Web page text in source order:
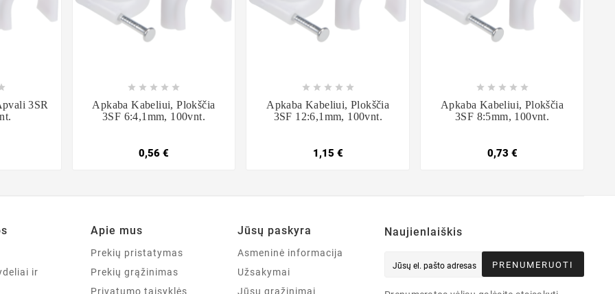
3SR
    
Apkaba Kabeliui, Plokščia
3SF 6:4,1mm, 100vnt.
0,56 €
    
Apkaba Kabeliui, Plokščia
3SF 12:6,1mm, 100vnt.
1,15 €
    
Apkaba Kabeliui, Plokščia
3SF 8:5mm, 100vnt.
0,73 €
ir
Apie mus
Prekių pristatymas
Prekių grąžinimas
Privatumo taisyklės
Jūsų paskyra
Asmeninė informacija
Užsakymai
Jūsų grąžinimai
Naujienlaiškis
PRENUMERUOTI